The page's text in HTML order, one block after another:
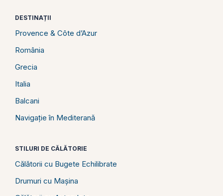
DESTINAȚII
Provence & Côte d’Azur
România
Grecia
Italia
Balcani
Navigație în Mediterană
STILURI DE CĂLĂTORIE
Călătorii cu Bugete Echilibrate
Drumuri cu Mașina